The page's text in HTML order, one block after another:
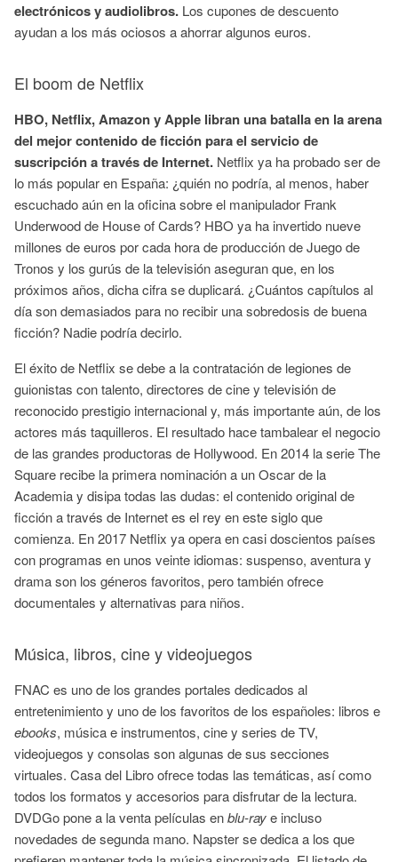
electrónicos y audiolibros. Los cupones de descuento
ayudan a los más ociosos a ahorrar algunos euros.
El boom de Netflix
HBO, Netflix, Amazon y Apple libran una batalla en la arena
del mejor contenido de ficción para el servicio de
suscripción a través de Internet. Netflix ya ha probado ser de
lo más popular en España: ¿quién no podría, al menos, haber
escuchado aún en la oficina sobre el manipulador Frank
Underwood de House of Cards? HBO ya ha invertido nueve
millones de euros por cada hora de producción de Juego de
Tronos y los gurús de la televisión aseguran que, en los
próximos años, dicha cifra se duplicará. ¿Cuántos capítulos al
día son demasiados para no recibir una sobredosis de buena
ficción? Nadie podría decirlo.
El éxito de Netflix se debe a la contratación de legiones de
guionistas con talento, directores de cine y televisión de
reconocido prestigio internacional y, más importante aún, de los
actores más taquilleros. El resultado hace tambalear el negocio
de las grandes productoras de Hollywood. En 2014 la serie The
Square recibe la primera nominación a un Oscar de la
Academia y disipa todas las dudas: el contenido original de
ficción a través de Internet es el rey en este siglo que
comienza. En 2017 Netflix ya opera en casi doscientos países
con programas en unos veinte idiomas: suspenso, aventura y
drama son los géneros favoritos, pero también ofrece
documentales y alternativas para niños.
Música, libros, cine y videojuegos
FNAC es uno de los grandes portales dedicados al
entretenimiento y uno de los favoritos de los españoles: libros e
ebooks, música e instrumentos, cine y series de TV,
videojuegos y consolas son algunas de sus secciones
virtuales. Casa del Libro ofrece todas las temáticas, así como
todos los formatos y accesorios para disfrutar de la lectura.
DVDGo pone a la venta películas enblu-raye incluso
novedades de segunda mano. Napster se dedica a los que